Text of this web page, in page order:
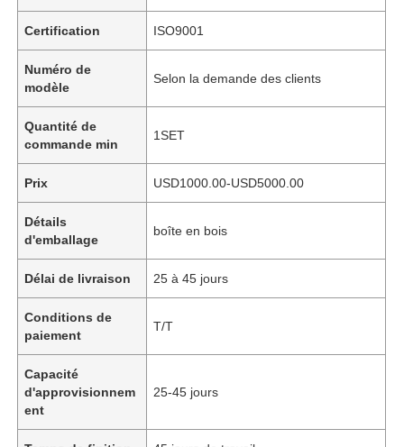
Certification ISO9001
Numéro de
modèle
Selon la demande des clients
Quantité de
commande min
1SET
Prix USD1000.00-USD5000.00
Détails
d'emballage
boîte en bois
Délai de livraison 25 à 45 jours
Conditions de
paiement
T/T
Capacité
d'approvisionnem
ent
25-45 jours